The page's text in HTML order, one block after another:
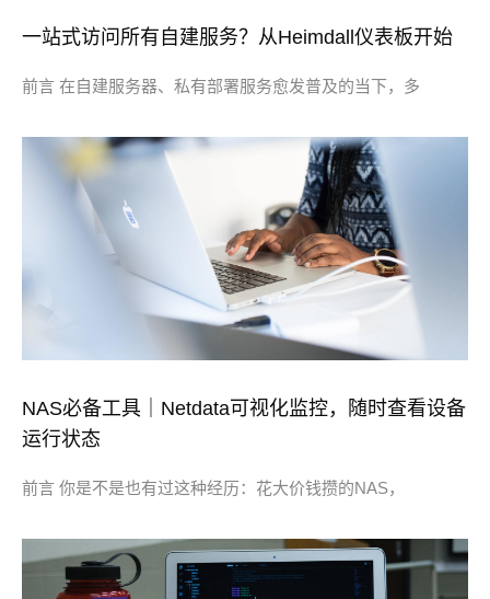
一站式访问所有自建服务？从Heimdall仪表板开始
前言 在自建服务器、私有部署服务愈发普及的当下，多
NAS必备工具｜Netdata可视化监控，随时查看设备
运行状态
前言 你是不是也有过这种经历：花大价钱攒的NAS，